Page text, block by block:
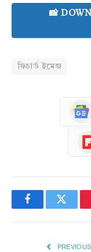
📸
ফিচার্ড ইমেজ
FacebookTwitter